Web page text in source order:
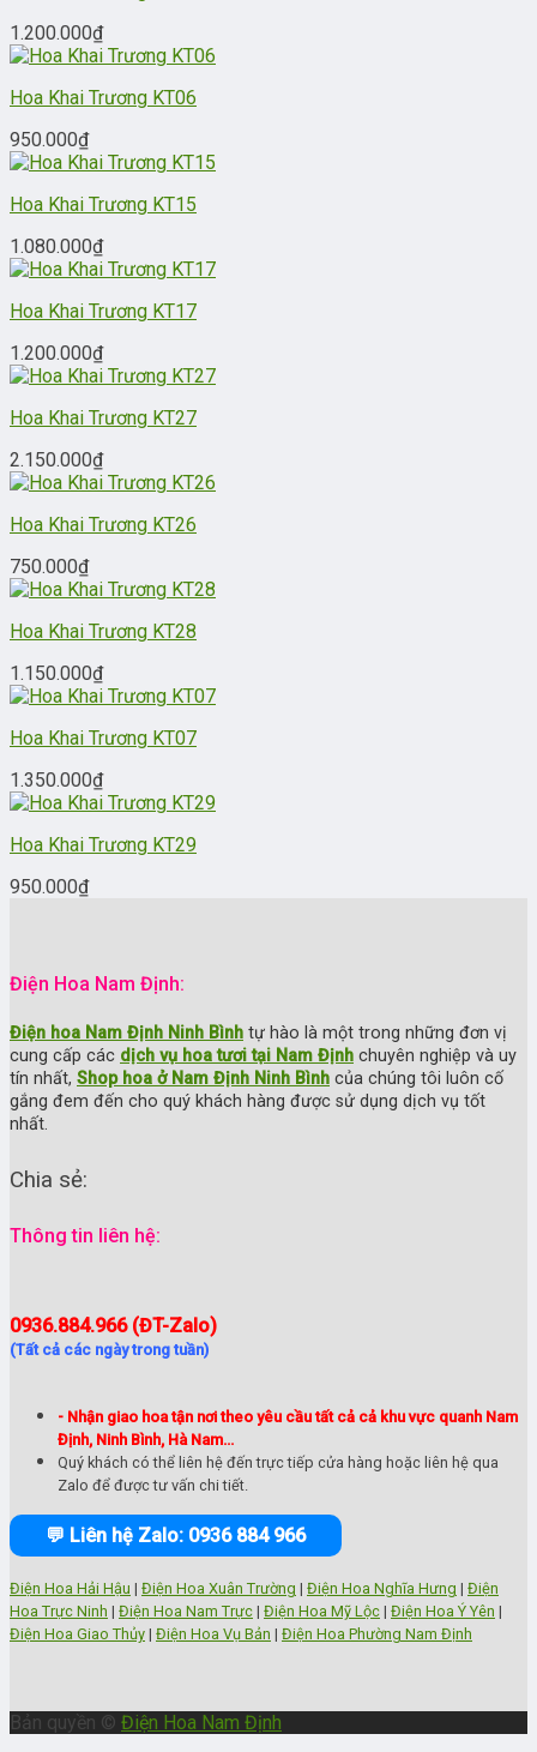
1.200.000₫
Hoa Khai Trương KT06
950.000₫
Hoa Khai Trương KT15
1.080.000₫
Hoa Khai Trương KT17
1.200.000₫
Hoa Khai Trương KT27
2.150.000₫
Hoa Khai Trương KT26
750.000₫
Hoa Khai Trương KT28
1.150.000₫
Hoa Khai Trương KT07
1.350.000₫
Hoa Khai Trương KT29
950.000₫
Điện Hoa Nam Định:
Điện hoa Nam Định Ninh Bình tự hào là một trong những đơn vị
cung cấp các dịch vụ hoa tươi tại Nam Định chuyên nghiệp và uy
tín nhất, Shop hoa ở Nam Định Ninh Bình của chúng tôi luôn cố
gắng đem đến cho quý khách hàng được sử dụng dịch vụ tốt
nhất.
Chia sẻ:
Thông tin liên hệ:
0936.884.966 (ĐT-Zalo)
(Tất cả các ngày trong tuần)
- Nhận giao hoa tận nơi theo yêu cầu tất cả cả khu vực quanh Nam
Định, Ninh Bình, Hà Nam...
Quý khách có thể liên hệ đến trực tiếp cửa hàng hoặc liên hệ qua
Zalo để được tư vấn chi tiết.
💬 Liên hệ Zalo: 0936 884 966
Điện Hoa Hải Hậu | Điện Hoa Xuân Trường | Điện Hoa Nghĩa Hưng | Điện
Hoa Trực Ninh | Điện Hoa Nam Trực | Điện Hoa Mỹ Lộc | Điện Hoa Ý Yên |
Điện Hoa Giao Thủy | Điện Hoa Vụ Bản | Điện Hoa Phường Nam Định
Bản quyền © Điện Hoa Nam Định